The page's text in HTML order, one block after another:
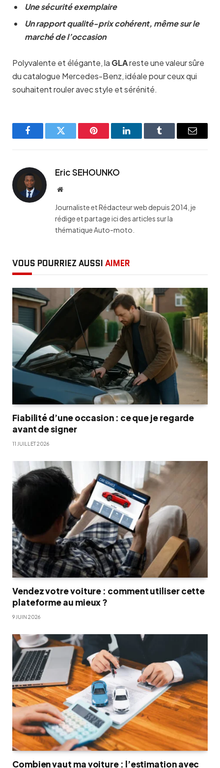
Une sécurité exemplaire
Un rapport qualité-prix cohérent, même sur le
marché de l’occasion
Polyvalente et élégante, la GLAreste une valeur sûre
du catalogue Mercedes-Benz, idéale pour ceux qui
souhaitent rouler avec style et sérénité.
FacebookTwitter Pinterest LinkedInTumblr Email
Eric SEHOUNKO
Website
Journaliste et Rédacteur web depuis 2014, je
rédige et partage ici des articles sur la
thématique Auto-moto.
VOUS POURRIEZ AUSSI AIMER
Fiabilité d’une occasion : ce que je regarde
avant de signer
11 JUILLET 2026
Vendez votre voiture : comment utiliser cette
plateforme au mieux ?
9 JUIN 2026
Combien vaut ma voiture : l’estimation avec